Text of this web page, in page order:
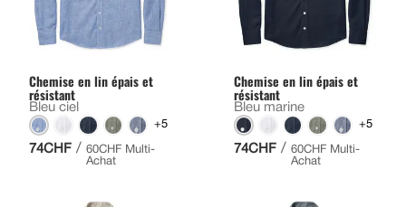
Chemise en lin épais et
résistant
Bleu ciel
+5
74CHF / 60CHF Multi-
Achat
Chemise en lin épais et
résistant
Bleu marine
+5
74CHF / 60CHF Multi-
Achat